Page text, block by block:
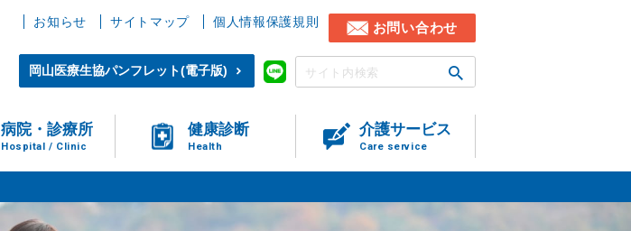
お知らせ サイトマップ 個人情報保護規則 お問い合わせ
岡山医療生協パンフレット(電子版)
病院・診療所
Hospital / Clinic
健康診断
Health
介護サービス
Care service